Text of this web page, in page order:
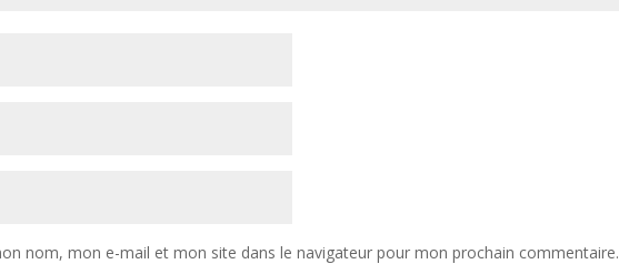
nom, mon e-mail et mon site dans le navigateur pour mon prochain commentaire.